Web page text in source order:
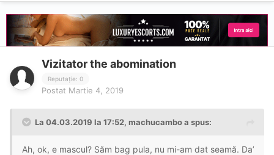
Vizitator the abomination
Reputație: 0
Postat Martie 4, 2019
La 04.03.2019 la 17:52, machucambo a spus:
Ah, ok, e mascul? Săm bag pula, nu mi-am dat seamă. Da’